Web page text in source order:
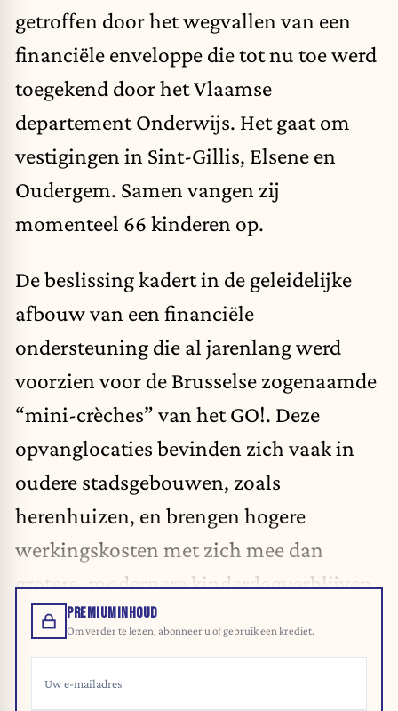
getroffen door het wegvallen van een
financiële enveloppe die tot nu toe werd
toegekend door het Vlaamse
departement Onderwijs. Het gaat om
vestigingen in Sint-Gillis, Elsene en
Oudergem. Samen vangen zij
momenteel 66 kinderen op.
De beslissing kadert in de geleidelijke
afbouw van een financiële
ondersteuning die al jarenlang werd
voorzien voor de Brusselse zogenaamde
“mini-crèches” van het GO!. Deze
opvanglocaties bevinden zich vaak in
oudere stadsgebouwen, zoals
herenhuizen, en brengen hogere
werkingskosten met zich mee dan
grotere, modernere kinderdagverblijven.
PREMIUMINHOUD
Om verder te lezen, abonneer u of gebruik een krediet.